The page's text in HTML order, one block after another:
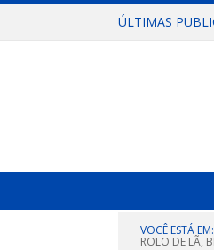
ÚLTIMAS
VOCÊ ESTÁ EM:
ROLO DE LÃ,